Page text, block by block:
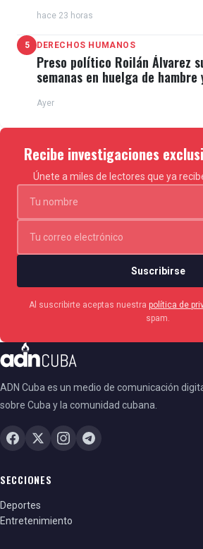
hace 23 horas
5 DERECHOS HUMANOS
Preso político Roilán Álvarez
semanas en huelga de hambre
Ayer
Recibe investigaciones
Únete a miles de lectores que ya
Suscribirse
Al suscribirte aceptas nuestra política de
spam.
ADN Cuba es un medio de comunicación
sobre Cuba y la comunidad cubana.
SECCIONES
Deportes
Entretenimiento